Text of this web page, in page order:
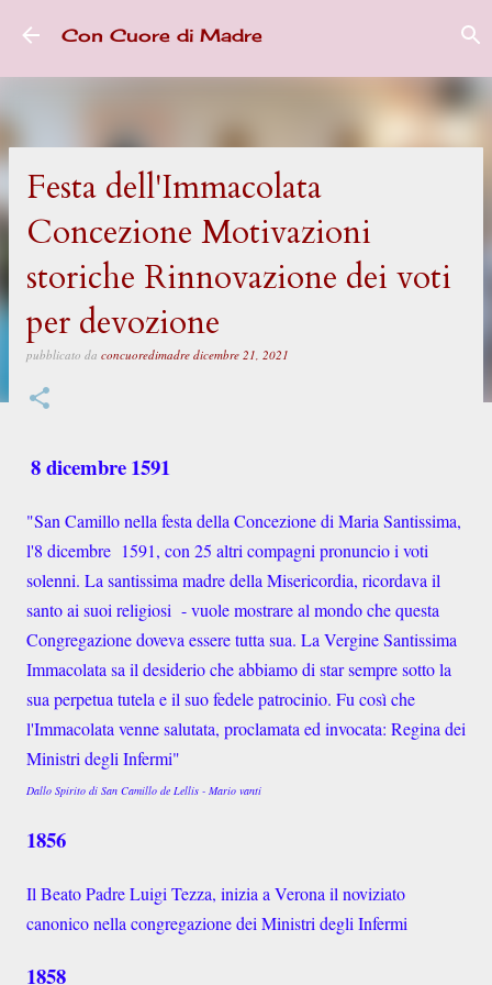
Passa ai contenuti principali
Con Cuore di Madre
Festa dell'Immacolata
Concezione Motivazioni
storiche Rinnovazione dei voti
per devozione
pubblicato da concuoredimadre dicembre 21, 2021
8 dicembre1591
"San Camillo nella festa della Concezione di Maria Santissima,
l'8 dicembre 1591, con 25 altri compagni pronuncio i voti
solenni. La santissima madre della Misericordia, ricordava il
santo ai suoi religiosi - vuole mostrare al mondo che questa
Congregazione doveva essere tutta sua. La Vergine Santissima
Immacolata sa il desiderio che abbiamo di star sempre sotto la
sua perpetua tutela e il suo fedele patrocinio. Fu così che
l'Immacolata venne salutata, proclamata ed invocata: Regina dei
Ministri degli Infermi"
Dallo Spirito di San Camillo de Lellis - Mario vanti
1856
Il Beato Padre Luigi Tezza, inizia a Verona il noviziato
canonico nella congregazione dei Ministri degli Infermi
1858